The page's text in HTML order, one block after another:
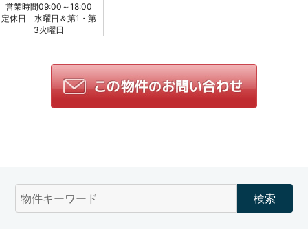
営業時間09:00～18:00
定休日 水曜日＆第1・第
3火曜日
物
件